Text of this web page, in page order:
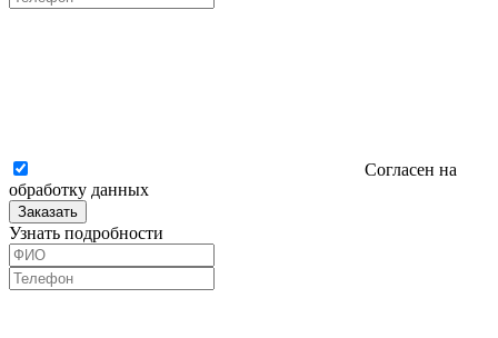
Согласен на
обработку данных
Заказать
Узнать подробности